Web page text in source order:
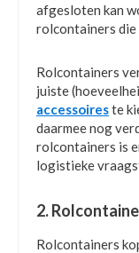
afgesloten kan
rolcontainers
Rolcontainers
juiste
accessoireste
daarmee nog
rolcontainers is
logistieke
2.
Rolcontainers